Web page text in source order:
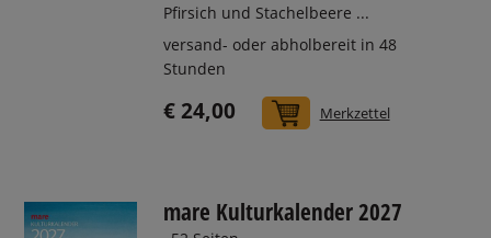
Pfirsich und Stachelbeere ...
versand- oder abholbereit in 48
Stunden
€ 24,00 In den Warenkorb
Merkzettel
mare Kulturkalender 2027